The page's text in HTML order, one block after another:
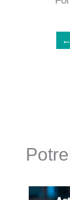
←